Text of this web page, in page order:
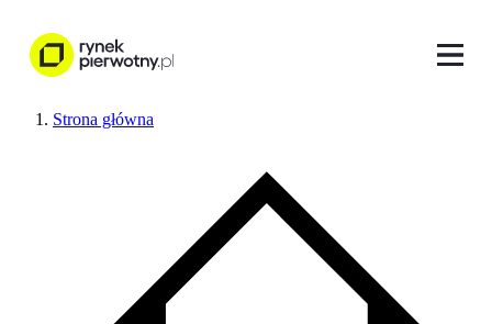
Strona główna